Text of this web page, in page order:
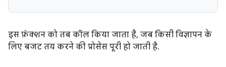
इस फ़ंक्शन को तब कॉल किया जाता है, जब किसी विज्ञापन के
लिए बजट तय करने की प्रोसेस पूरी हो जाती है.